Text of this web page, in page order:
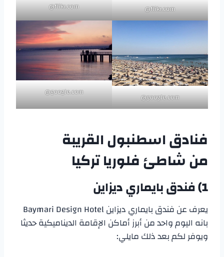
flikr.com@
flikr.com@
google.com@
google.com@
فنادق اسطنبول القريبة
منشاطئ فلوريا تركيا
1) فندق بايماري ديزاين
يعرف عن فندق بايماري ديزاين Baymari Design Hotel
بانه اليوم واحد من أبرز أماكن الإقامة الديناميكية حديثا
ويوفر لكم بعد ذلك مايلي: